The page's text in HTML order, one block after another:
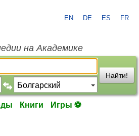
EN DE ES FR
на Академике
Найти!
Книги Игры ⚽